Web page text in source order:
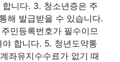
니다. 3. 청소년증은 주
해 발급받을 수 있습니다.
민등록번호가 필수이므
합니다. 5. 청년도약통
좌유지수수료가 없기 때